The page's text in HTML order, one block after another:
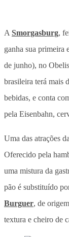
A Smorgasburg,
ganha sua primeira
de junho), no
brasileira terá mais
bebidas, e conta
pela Eisenbahn,
Uma das atrações
Oferecido pela
uma mistura da
pão é substituído
Burguer, de
textura e cheiro de